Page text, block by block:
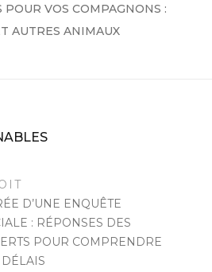
POUR VOS COMPAGNONS :
AUTRES ANIMAUX
D’UNE ENQUÊTE
: RÉPONSES DES
POUR COMPRENDRE
DÉLAIS